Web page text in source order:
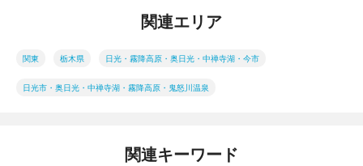
関連エリア
関東 栃木県 日光・霧降高原・奥日光・中禅寺湖・今市
日光市・奥日光・中禅寺湖・霧降高原・鬼怒川温泉
関連キーワード